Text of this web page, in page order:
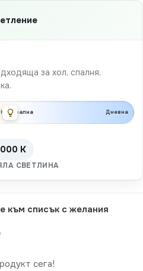
за хол, спалня,
Неутрална Дневна
K
СВЕТЛИНА
към списък с желания
сега!